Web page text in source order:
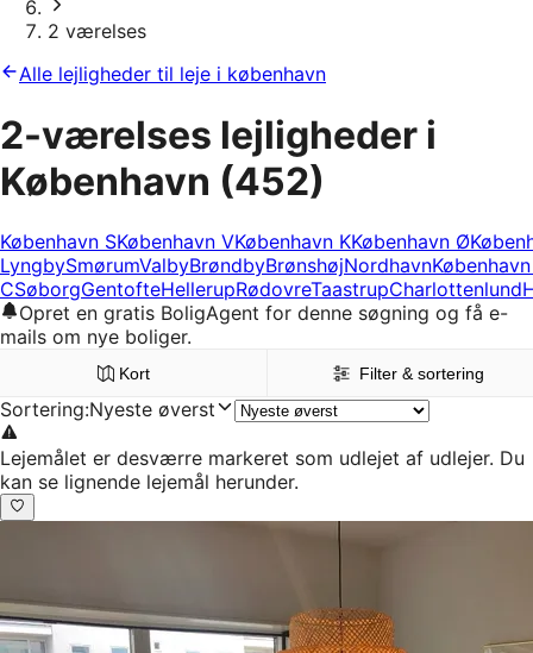
2 værelses
Alle lejligheder til leje i københavn
2-værelses lejligheder i
København (452)
København SKøbenhavn VKøbenhavn KKøbenhavn Ø
LyngbySmørumValbyBrøndbyBrønshøjNordhavn
CSøborgGentofteHellerupRødovreTaastrupCharlottenlund
Opret en gratis BoligAgent for denne søgning og få e-
mails om nye boliger.
Kort Filter & sortering
Sortering:Nyeste øverst
Lejemålet er desværre markeret som udlejet af udlejer. Du
kan se lignende lejemål herunder.